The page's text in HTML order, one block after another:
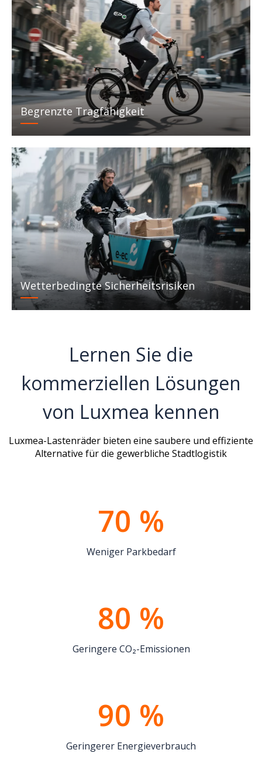
Begrenzte Tragfähigkeit
Wetterbedingte Sicherheitsrisiken
Lernen Sie die
kommerziellen Lösungen
von Luxmea kennen
Luxmea-Lastenräder bieten eine saubere und effiziente
Alternative für die gewerbliche Stadtlogistik
70 %
Weniger Parkbedarf
80 %
Geringere CO₂-Emissionen
90 %
Geringerer Energieverbrauch